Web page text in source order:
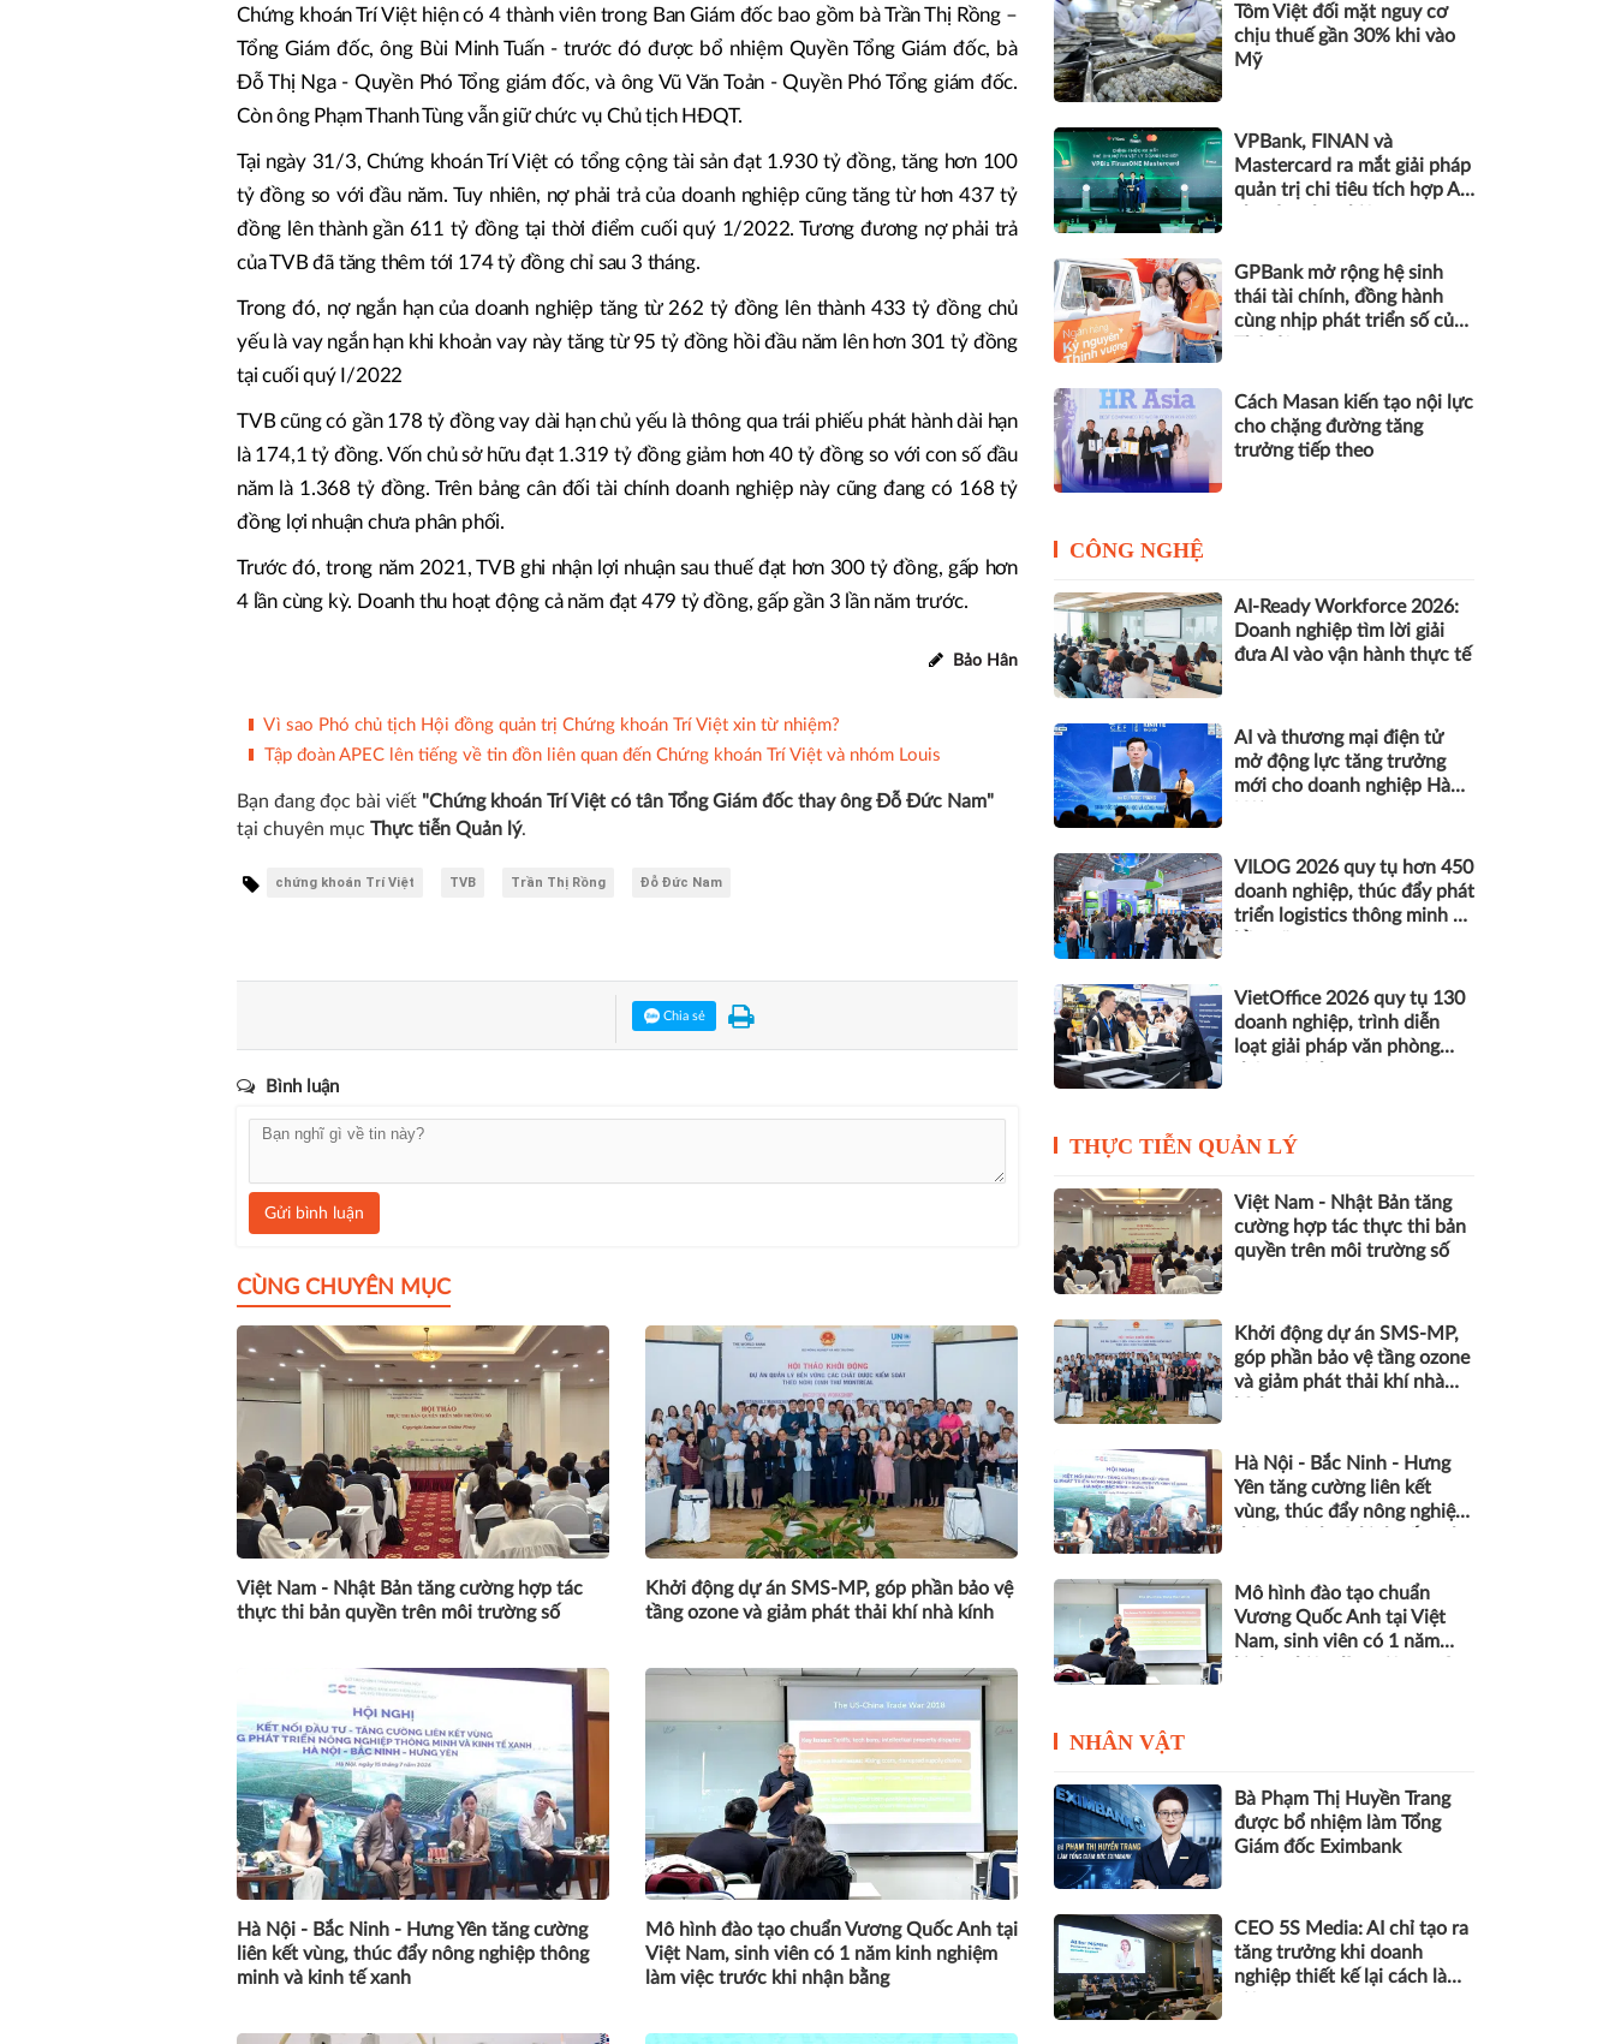
Chứng khoán Trí Việt hiện có 4 thành viên trong Ban Giám đốc bao gồm bà Trần Thị Rồng –
Tổng Giám đốc, ông Bùi Minh Tuấn - trước đó được bổ nhiệm Quyền Tổng Giám đốc, bà
Đỗ Thị Nga - Quyền Phó Tổng giám đốc, và ông Vũ Văn Toản - Quyền Phó Tổng giám đốc.
Còn ông Phạm Thanh Tùng vẫn giữ chức vụ Chủ tịch HĐQT.
Tại ngày 31/3, Chứng khoán Trí Việt có tổng cộng tài sản đạt 1.930 tỷ đồng, tăng hơn 100
tỷ đồng so với đầu năm. Tuy nhiên, nợ phải trả của doanh nghiệp cũng tăng từ hơn 437 tỷ
đồng lên thành gần 611 tỷ đồng tại thời điểm cuối quý 1/2022. Tương đương nợ phải trả
của TVB đã tăng thêm tới 174 tỷ đồng chỉ sau 3 tháng.
Trong đó, nợ ngắn hạn của doanh nghiệp tăng từ 262 tỷ đồng lên thành 433 tỷ đồng chủ
yếu là vay ngắn hạn khi khoản vay này tăng từ 95 tỷ đồng hồi đầu năm lên hơn 301 tỷ đồng
tại cuối quý I/2022
TVB cũng có gần 178 tỷ đồng vay dài hạn chủ yếu là thông qua trái phiếu phát hành dài hạn
là 174,1 tỷ đồng. Vốn chủ sở hữu đạt 1.319 tỷ đồng giảm hơn 40 tỷ đồng so với con số đầu
năm là 1.368 tỷ đồng. Trên bảng cân đối tài chính doanh nghiệp này cũng đang có 168 tỷ
đồng lợi nhuận chưa phân phối.
Trước đó, trong năm 2021, TVB ghi nhận lợi nhuận sau thuế đạt hơn 300 tỷ đồng, gấp hơn
4 lần cùng kỳ. Doanh thu hoạt động cả năm đạt 479 tỷ đồng, gấp gần 3 lần năm trước.
Bảo Hân
Vì sao Phó chủ tịch Hội đồng quản trị Chứng khoán Trí Việt xin từ nhiệm?
Tập đoàn APEC lên tiếng về tin đồn liên quan đến Chứng khoán Trí Việt và nhóm Louis
Bạn đang đọc bài viết "Chứng khoán Trí Việt có tân Tổng Giám đốc thay ông Đỗ Đức Nam"
tại chuyên mục Thực tiễn Quản lý.
chứng khoán Trí Việt TVB Trần Thị Rồng Đỗ Đức Nam
Chia sẻ
Bình luận
Gửi bình luận
CÙNG CHUYÊN MỤC
Việt Nam - Nhật Bản tăng cường hợp tác
thực thi bản quyền trên môi trường số
Khởi động dự án SMS-MP, góp phần bảo vệ
tầng ozone và giảm phát thải khí nhà kính
Hà Nội - Bắc Ninh - Hưng Yên tăng cường
liên kết vùng, thúc đẩy nông nghiệp thông
minh và kinh tế xanh
Mô hình đào tạo chuẩn Vương Quốc Anh tại
Việt Nam, sinh viên có 1 năm kinh nghiệm
làm việc trước khi nhận bằng
Tôm Việt đối mặt nguy cơ
chịu thuế gần 30% khi vào
Mỹ
VPBank, FINAN và
Mastercard ra mắt giải pháp
quản trị chi tiêu tích hợp AI
GPBank mở rộng hệ sinh
thái tài chính, đồng hành
cùng nhịp phát triển số của
Cách Masan kiến tạo nội lực
cho chặng đường tăng
trưởng tiếp theo
CÔNG NGHỆ
AI-Ready Workforce 2026:
Doanh nghiệp tìm lời giải
đưa AI vào vận hành thực tế
AI và thương mại điện tử
mở động lực tăng trưởng
mới cho doanh nghiệp Hà
VILOG 2026 quy tụ hơn 450
doanh nghiệp, thúc đẩy phát
triển logistics thông minh và
VietOffice 2026 quy tụ 130
doanh nghiệp, trình diễn
loạt giải pháp văn phòng
THỰC TIỄN QUẢN LÝ
Việt Nam - Nhật Bản tăng
cường hợp tác thực thi bản
quyền trên môi trường số
Khởi động dự án SMS-MP,
góp phần bảo vệ tầng ozone
và giảm phát thải khí nhà
Hà Nội - Bắc Ninh - Hưng
Yên tăng cường liên kết
vùng, thúc đẩy nông nghiệp
Mô hình đào tạo chuẩn
Vương Quốc Anh tại Việt
Nam, sinh viên có 1 năm
NHÂN VẬT
Bà Phạm Thị Huyền Trang
được bổ nhiệm làm Tổng
Giám đốc Eximbank
CEO 5S Media: AI chỉ tạo ra
tăng trưởng khi doanh
nghiệp thiết kế lại cách làm